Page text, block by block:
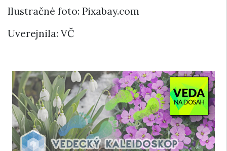
Ilustračné foto: Pixabay.com
Uverejnila: VČ